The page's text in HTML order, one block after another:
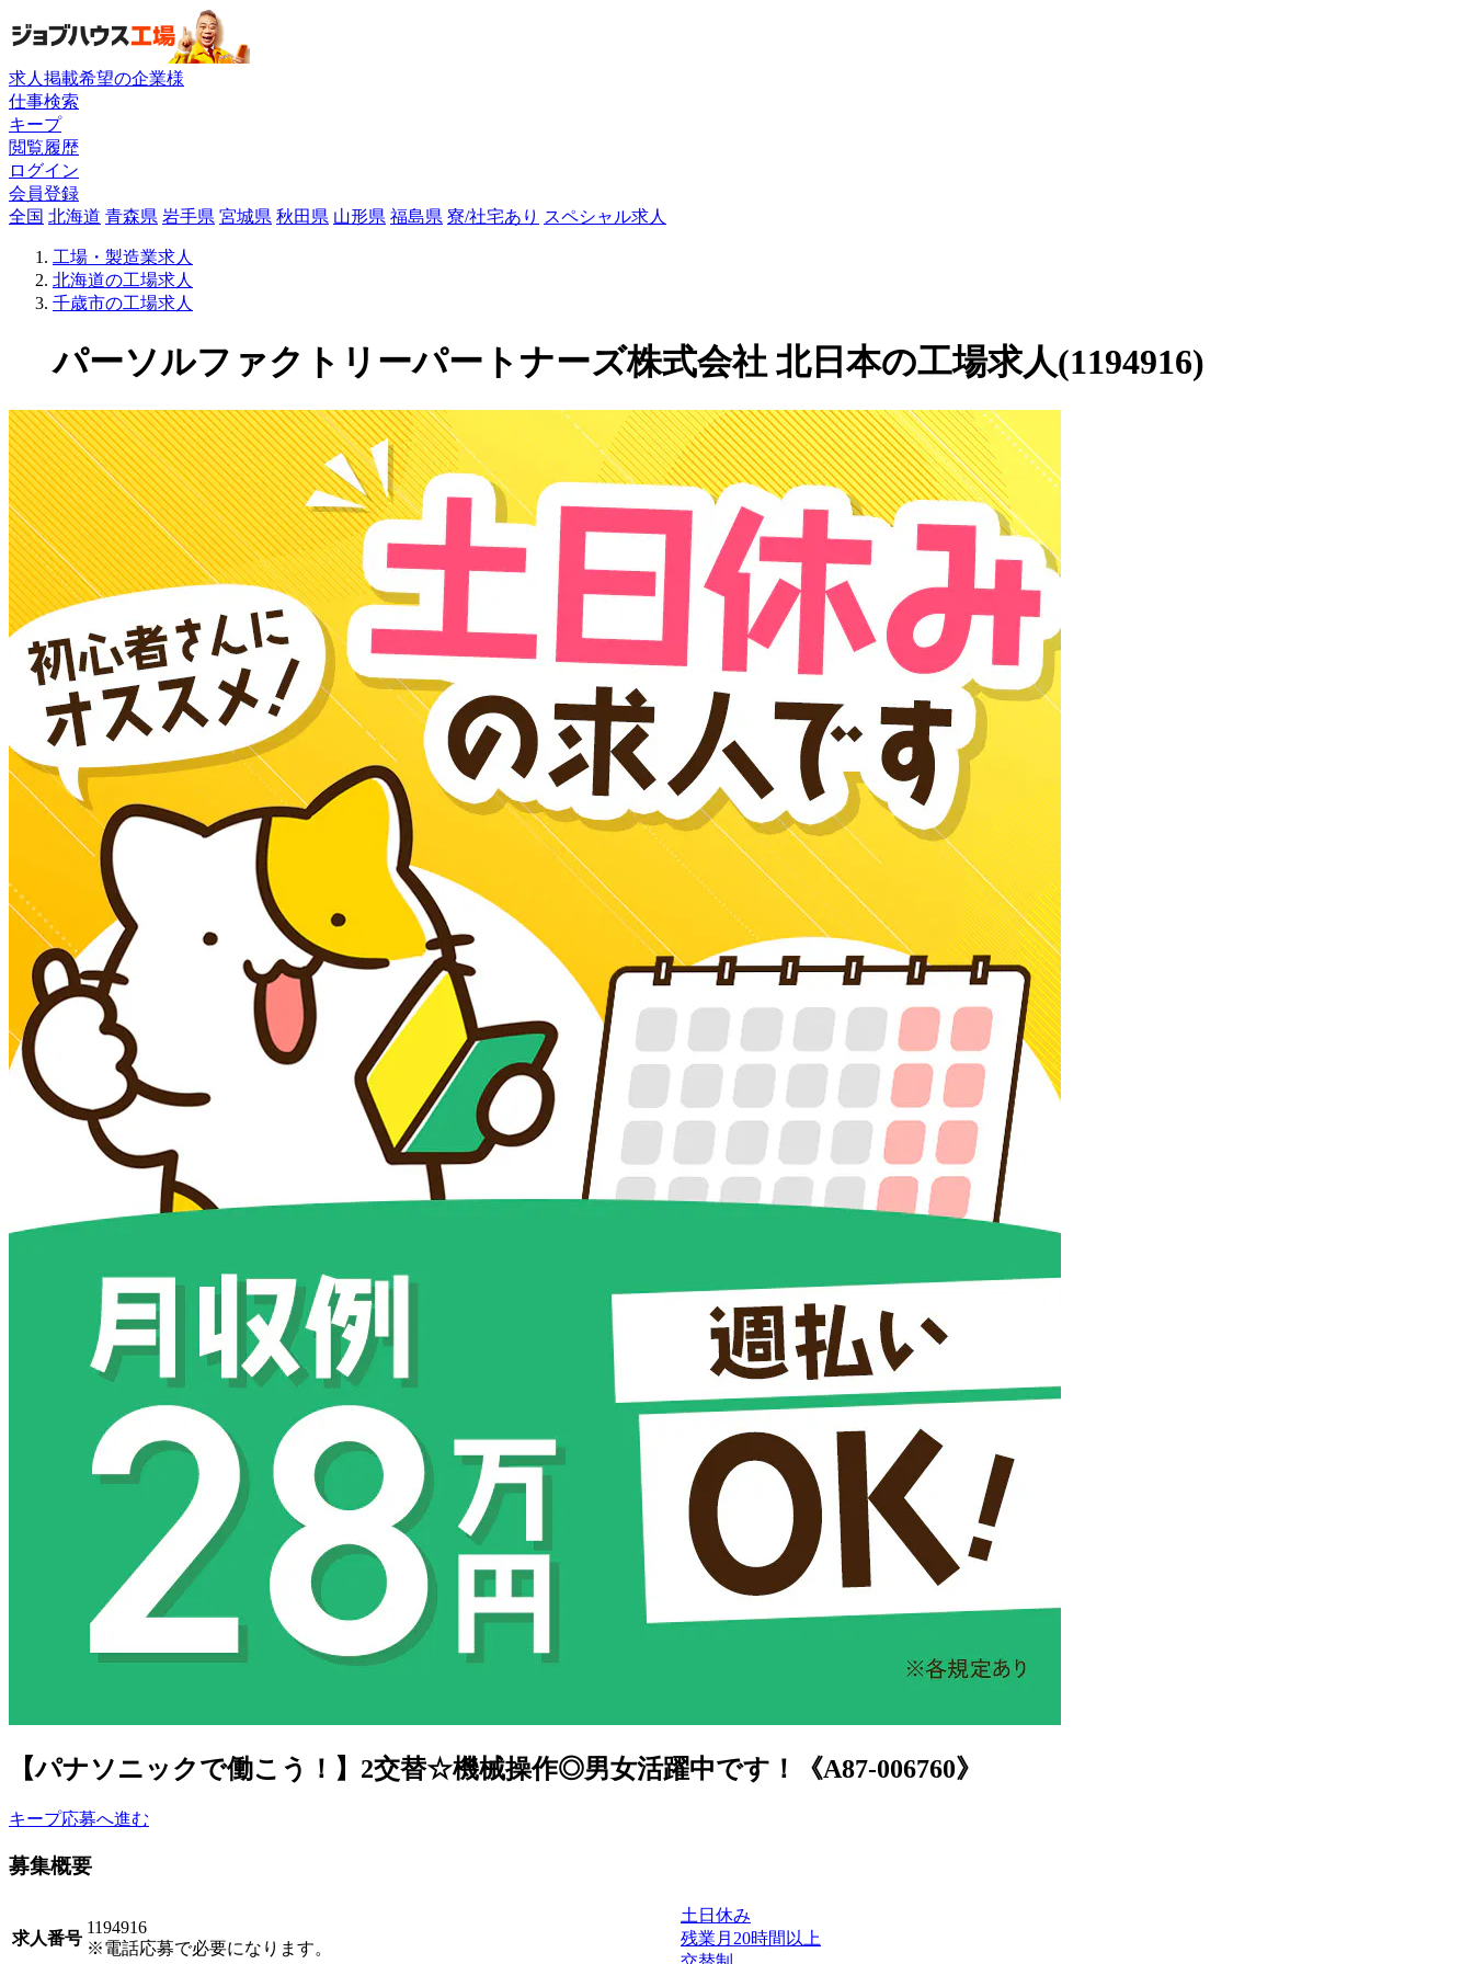
求人掲載希望の企業様
仕事検索
キープ
閲覧履歴
ログイン
会員登録
全国 北海道 青森県 岩手県 宮城県 秋田県 山形県 福島県 寮/社宅あり スペシャル求人
工場・製造業求人
北海道の工場求人
千歳市の工場求人
パーソルファクトリーパートナーズ株式会社 北日本の工場求人(1194916)
【パナソニックで働こう！】2交替☆機械操作◎男女活躍中です！《A87-006760》
キープ応募へ進む
募集概要
求人番号
1194916
※電話応募で必要になります。
土日休み
残業月20時間以上